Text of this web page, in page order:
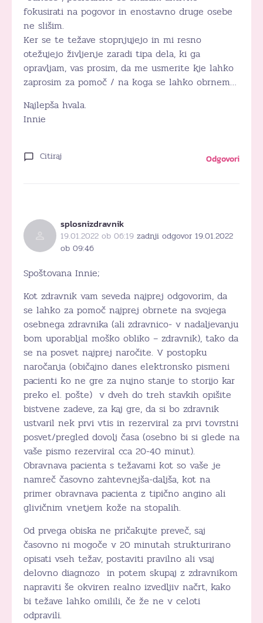
fokusirati na pogovor in enostavno druge osebe
ne slišim.
Ker se te težave stopnjujejo in mi resno
otežujejo življenje zaradi tipa dela, ki ga
opravljam, vas prosim, da me usmerite kje lahko
zaprosim za pomoč / na koga se lahko obrnem…
Najlepša hvala.
Innie
Citiraj Odgovori
splosnizdravnik
19.01.2022 ob 06:19 zadnji odgovor 19.01.2022
ob 09:46
Spoštovana Innie;
Kot zdravnik vam seveda najprej odgovorim, da
se lahko za pomoč najprej obrnete na svojega
osebnega zdravnika (ali zdravnico- v nadaljevanju
bom uporabljal moško obliko – zdravnik), tako da
se na posvet najprej naročite. V postopku
naročanja (običajno danes elektronsko pismeni
pacienti ko ne gre za nujno stanje to storijo kar
preko el. pošte) v dveh do treh stavkih opišite
bistvene zadeve, za kaj gre, da si bo zdravnik
ustvaril nek prvi vtis in rezerviral za prvi tovrstni
posvet/pregled dovolj časa (osebno bi si glede na
vaše pismo rezerviral cca 20-40 minut).
Obravnava pacienta s težavami kot so vaše je
namreč časovno zahtevnejša-daljša, kot na
primer obravnava pacienta z tipično angino ali
glivičnim vnetjem kože na stopalih.
Od prvega obiska ne pričakujte preveč, saj
časovno ni mogoče v 20 minutah strukturirano
opisati vseh težav, postaviti pravilno ali vsaj
delovno diagnozo in potem skupaj z zdravnikom
napraviti še okviren realno izvedljiv načrt, kako
bi težave lahko omilili, če že ne v celoti
odpravili.